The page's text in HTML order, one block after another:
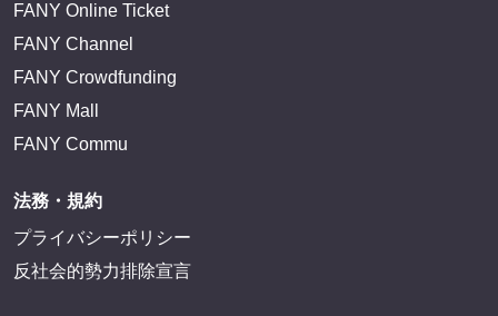
FANY Online Ticket
FANY Channel
FANY Crowdfunding
FANY Mall
FANY Commu
法務・規約
プライバシーポリシー
反社会的勢力排除宣言